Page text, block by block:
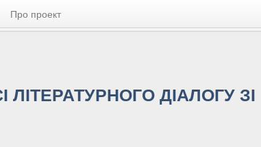
Про проект
ДІАЛОГУ ЗІ